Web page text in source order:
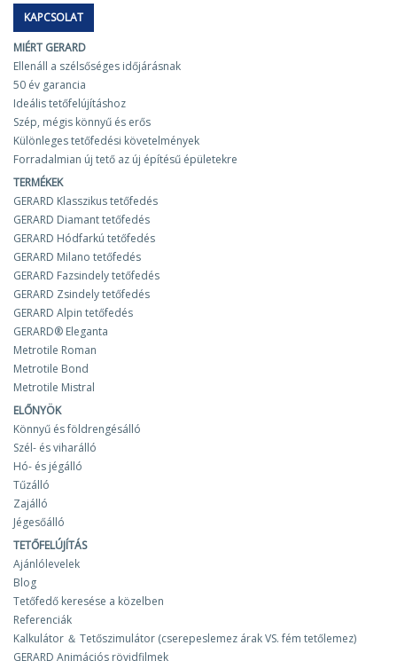
KAPCSOLAT
MIÉRT GERARD
Ellenáll a szélsőséges időjárásnak
50 év garancia
Ideális tetőfelújításhoz
Szép, mégis könnyű és erős
Különleges tetőfedési követelmények
Forradalmian új tető az új építésű épületekre
TERMÉKEK
GERARD Klasszikus tetőfedés
GERARD Diamant tetőfedés
GERARD Hódfarkú tetőfedés
GERARD Milano tetőfedés
GERARD Fazsindely tetőfedés
GERARD Zsindely tetőfedés
GERARD Alpin tetőfedés
GERARD® Eleganta
Metrotile Roman
Metrotile Bond
Metrotile Mistral
ELŐNYÖK
Könnyű és földrengésálló
Szél- és viharálló
Hó- és jégálló
Tűzálló
Zajálló
Jégesőálló
TETŐFELÚJÍTÁS
Ajánlólevelek
Blog
Tetőfedő keresése a közelben
Referenciák
Kalkulátor ＆ Tetőszimulátor (cserepeslemez árak VS. fém tetőlemez)
GERARD Animációs rövidfilmek